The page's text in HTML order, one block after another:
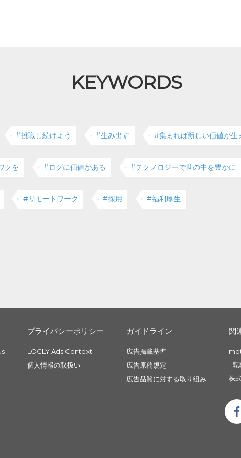
KEYWORDS
#挑戦し続けよう #生み出す #集まれば新しい価値が生
クを #ログに価値がある #テクノロジーで世の中を豊かに
#リモートワーク #採用 #福利厚生
プライバシーポリシー
LOGLY Ads Context
個人情報の取扱い
ガイドライン
広告掲載基準
広告原稿規定
広告品質に対する取り組み
関
転
株